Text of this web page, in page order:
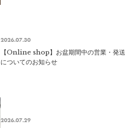
2026.07.30
【Online shop】お盆期間中の営業・発送
についてのお知らせ
2026.07.29